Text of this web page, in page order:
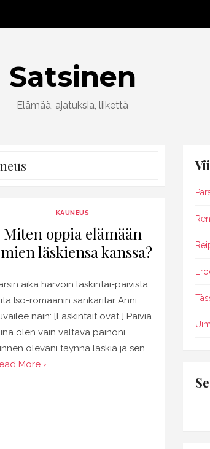
Satsinen
Elämää, ajatuksia, liikettä
KAUNEUS
Miten oppia elämään
läskiensa kanssa?
aika harvoin läskintai-päivistä,
Iso-romaanin sankaritar Anni
näin: [Läskintait ovat ] Päiviä
olen vain valtava painoni,
olevani täynnä läskiä ja sen …
More ›